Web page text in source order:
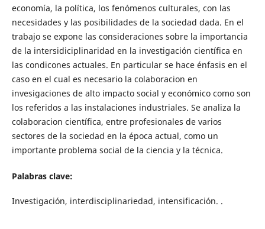
economía, la política, los fenómenos culturales, con las
necesidades y las posibilidades de la sociedad dada. En el
trabajo se expone las consideraciones sobre la importancia
de la intersidiciplinaridad en la investigación científica en
las condicones actuales. En particular se hace énfasis en el
caso en el cual es necesario la colaboracion en
invesigaciones de alto impacto social y económico como son
los referidos a las instalaciones industriales. Se analiza la
colaboracion científica, entre profesionales de varios
sectores de la sociedad en la época actual, como un
importante problema social de la ciencia y la técnica.
Palabras clave:
Investigación, interdisciplinariedad, intensificación. .